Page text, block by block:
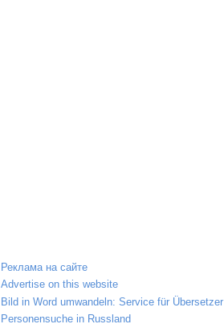
Реклама на сайте
Advertise on this website
Bild in Word umwandeln: Service für Übersetzer
Personensuche in Russland